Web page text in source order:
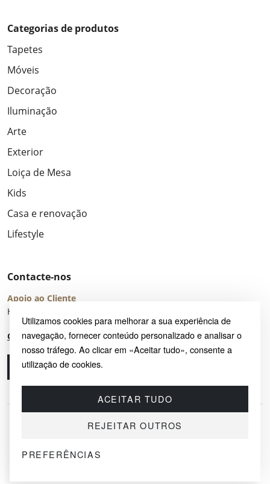
Utilizamos cookies para melhorar a sua experiência de
navegação, fornecer conteúdo personalizado e analisar o
nosso tráfego. Ao clicar em «Aceitar tudo», consente a
utilização de cookies.
ACEITAR TUDO
REJEITAR OUTROS
PREFERÊNCIAS
Categorias de produtos
Tapetes
Móveis
Decoração
Iluminação
Arte
Exterior
Loiça de Mesa
Kids
Casa e renovação
Lifestyle
Contacte-nos
Apoio ao Cliente
Horário de Atendimento: seg – sex 8:00 – 16:00 (UTC+2)
Centro de Ajuda
Ligue-nos
© 2026 SAYRUG OÜ · KESKLINNA LINNAOSA, AHTRI TN 12, 10151, TALLINN,